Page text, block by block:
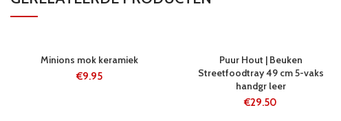
Minions mok keramiek
€9.95
N
Puur Hout | Beuken
Streetfoodtray 49 cm 5-vaks
handgr leer
€29.50